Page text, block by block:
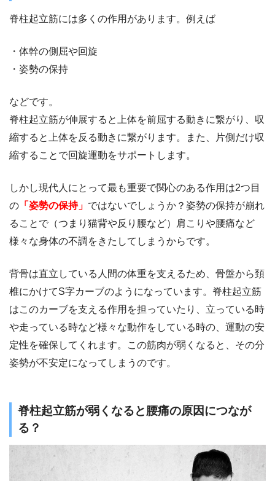
脊柱起立筋には多くの作用があります。例えば
・体幹の側屈や回旋
・姿勢の保持
などです。
脊柱起立筋が伸展すると上体を前屈する動きに繋がり、収
縮すると上体を反る動きに繋がります。また、片側だけ収
縮することで回旋運動をサポートします。
しかし現代人にとって最も重要で関心のある作用は2つ目
の 「姿勢の保持」 ではないでしょうか？姿勢の保持が崩れ
ることで（つまり猫背や反り腰など）肩こりや腰痛など
様々な身体の不調をきたしてしまうからです。
背骨は直立している人間の体重を支えるため、骨盤から頚
椎にかけてS字カーブのようになっています。脊柱起立筋
はこのカーブを支える作用を担っていたり、立っている時
や走っている時など様々な動作をしている時の、運動の安
定性を確保してくれます。この筋肉が弱くなると、その分
姿勢が不安定になってしまうのです。
脊柱起立筋が弱くなると腰痛の原因につなが
る？